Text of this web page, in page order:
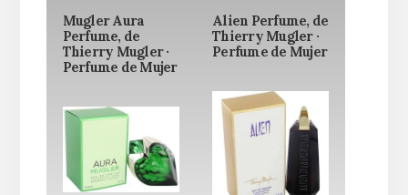
Mugler Aura
Perfume, de
Thierry Mugler ·
Perfume de Mujer
Alien Perfume, de
Thierry Mugler ·
Perfume de Mujer